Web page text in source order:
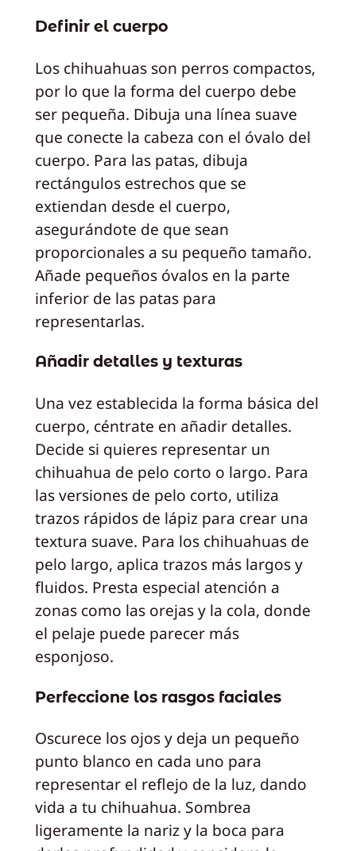
Definir el cuerpo
Los chihuahuas son perros compactos,
por lo que la forma del cuerpo debe
ser pequeña. Dibuja una línea suave
que conecte la cabeza con el óvalo del
cuerpo. Para las patas, dibuja
rectángulos estrechos que se
extiendan desde el cuerpo,
asegurándote de que sean
proporcionales a su pequeño tamaño.
Añade pequeños óvalos en la parte
inferior de las patas para
representarlas.
Añadir detalles y texturas
Una vez establecida la forma básica del
cuerpo, céntrate en añadir detalles.
Decide si quieres representar un
chihuahua de pelo corto o largo. Para
las versiones de pelo corto, utiliza
trazos rápidos de lápiz para crear una
textura suave. Para los chihuahuas de
pelo largo, aplica trazos más largos y
fluidos. Presta especial atención a
zonas como las orejas y la cola, donde
el pelaje puede parecer más
esponjoso.
Perfeccione los rasgos faciales
Oscurece los ojos y deja un pequeño
punto blanco en cada uno para
representar el reflejo de la luz, dando
vida a tu chihuahua. Sombrea
ligeramente la nariz y la boca para